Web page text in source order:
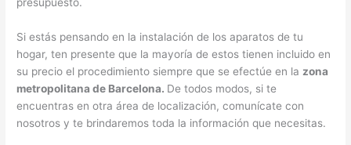
presupuesto.
Si estás pensando en la instalación de los aparatos de tu
hogar, ten presente que la mayoría de estos tienen incluido en
su precio el procedimiento siempre que se efectúe en la zona
metropolitana de Barcelona. De todos modos, si te
encuentras en otra área de localización, comunícate con
nosotros y te brindaremos toda la información que necesitas.